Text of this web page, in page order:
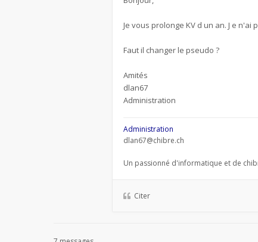
Je vous prolonge KV d un an. J e n'ai
Faut il changer le pseudo ?
Amités
dlan67
Administration
Administration
dlan67@chibre.ch
Un passionné d'informatique et de
Citer